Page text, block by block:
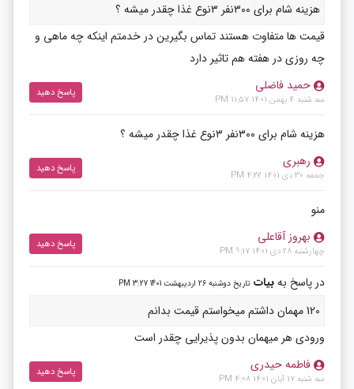
هزینه شام برای ۳۰۰نفر ۳نوع غذا چقدر میشه ؟
قیمت ها متفاوت هستند تماس بگیرین در خدمتم اینکه چه ماهی و
چه روزی در هفته هم تاثیر دارد
حمید فاضلی
سه شنبه 4 بهمن 1401 11:57 PM
پاسخ دهید
هزینه شام برای ۳۰۰نفر ۳نوع غذا چقدر میشه ؟
رهبری
جمعه 30 دی 1401 4:22 PM
پاسخ دهید
منو
بهروز آقاعلی
چهارشنبه 28 دی 1401 9:17 PM
پاسخ دهید
در پاسخ بهبیات تاریخ دوشنبه 26 اردیبهشت 1401 3:27 PM
120 مهمان داشتم میخواستم قیمت بدانم
ورودی هر میهمان بدون پذیرایی چقدر است
فاطمه حیدری
سه شنبه 17 آبان 1401 4:08 PM
پاسخ دهید